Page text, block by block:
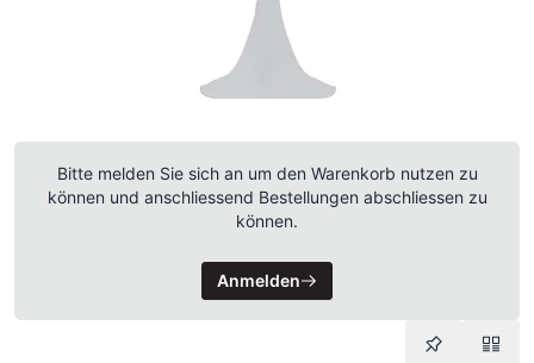
Bitte melden Sie sich an um den Warenkorb nutzen zu
können und anschliessend Bestellungen abschliessen zu
können.
Anmelden